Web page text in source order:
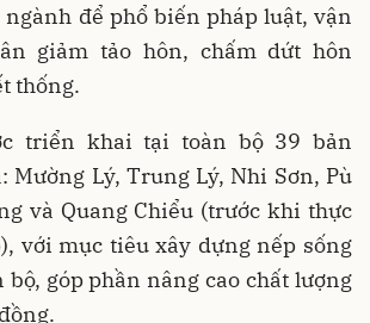
để phổ biến pháp luật, vận
giảm tảo hôn, chấm dứt hôn
thống.
triển khai tại toàn bộ 39 bản
Mường Lý, Trung Lý, Nhi Sơn, Pù
và Quang Chiểu (trước khi thực
với mục tiêu xây dựng nếp sống
góp phần nâng cao chất lượng